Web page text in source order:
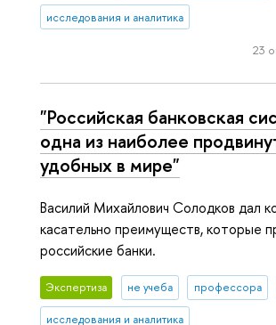
исследования и аналитика
23
"Российская банковская
одна из наиболее
удобных в мире"
Василий Михайлович Солодков дал
касательно преимуществ, которые
российские банки.
Экспертиза не учеба профессора
исследования и аналитика